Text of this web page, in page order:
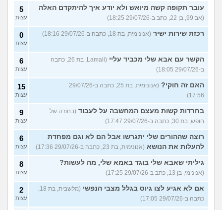
עובר תקופה קשה מיואש ולא יודע איך להיתקדם האלה
(אבי99, בן 22, כתב ב-29/07/26 18:25)
5
עצות
רכזת שירות ישיר (אנונימית, בת 18, כתבה ב-29/07/26 18:16) 0
עצות
הקשר עם אבא שלי מכביד עליי
(Lamali, בת 26, כתבה
ב-29/07/26 18:05)
6
עצות
האם זה חוקי?
(אנונימית, בת 25, כתבה ב-29/07/26
17:56)
15
עצות
בחרדות קשות מעצם המחשבה על לעבוד (בחורה של
חופש, בת 30, כתבה ב-29/07/26 17:47)
9
עצות
רוצה שההורים שלי יתגרשו אבל הם לא וגם מפחדת
להעלות את הנושא (אנונימית, בת 23, כתבה ב-29/07/26 17:36)
6
עצות
גיליתי שאבא שלי בוגד באמא שלי, מה לעשות?
(אנונימי, בן 13, כתב ב-29/07/26 17:25)
8
עצות
אם לא אגיע לצו גיוס בגלל מצבי הנפשי
(מלשבית, בת 18,
כתבה ב-29/07/26 17:05)
2
עצות